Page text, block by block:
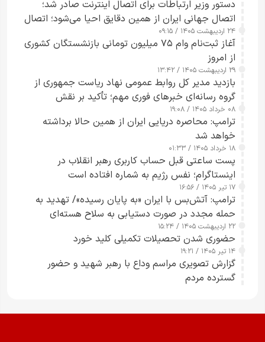
دستور وزیر ارتباطات برای اتصال اینترنت صادر شد؛
اتصال جهانی ایران از همین دقایق احیا می‌شود؛ اتصال
کامل مردم تا ۲۴ ساعت آینده
۲۴ اردیبهشت ۱۴۰۵ / ۰۹:۱۵
آغاز ثبت‌نام وام ۷۵ میلیون تومانی بازنشستگان کشوری
از امروز
۲۹ اردیبهشت ۱۴۰۵ / ۱۳:۴۲
بازدید مدیر کل روابط عمومی نهاد ریاست جمهوری از
گروه رسانه‌ای خبرهای فوری مهم؛ تأکید بر نقش
رسانه‌های هوشمند و مسئول در ارتقای آگاهی عمومی
۰۸ خرداد ۱۴۰۵ / ۱۹:۰۸
ترامپ: محاصره دریایی ایران از همین حالا برداشته
خواهد شد
۱۸ خرداد ۱۴۰۵ / ۰۱:۳۳
پست ساعتی قبل حساب کاربری رهبر انقلاب در
اینستاگرام؛ نفس رژیم به شماره افتاده است​
۱۷ تیر ۱۴۰۵ / ۱۶:۵۶
ترامپ: آتش‌بس با ایران «به پایان رسیده»/ تهدید به
حمله مجدد در صورت دستیابی به سلاح هسته‌ای
۲۲ اردیبهشت ۱۴۰۵ / ۱۵:۲۴
حضوری شدن تحصیلات تکمیلی کلید خورد
۱۴ تیر ۱۴۰۵ / ۱۹:۲۱
گزارش تصویری مراسم وداع با رهبر شهید و حضور
گسترده مردم